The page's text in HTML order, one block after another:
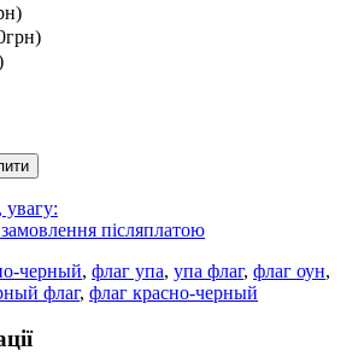
увагу:
післяплатою
черный, флаг упа, упа флаг, флаг оун,
флаг, флаг красно-черный